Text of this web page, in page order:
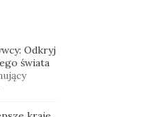
Odkryj
świata